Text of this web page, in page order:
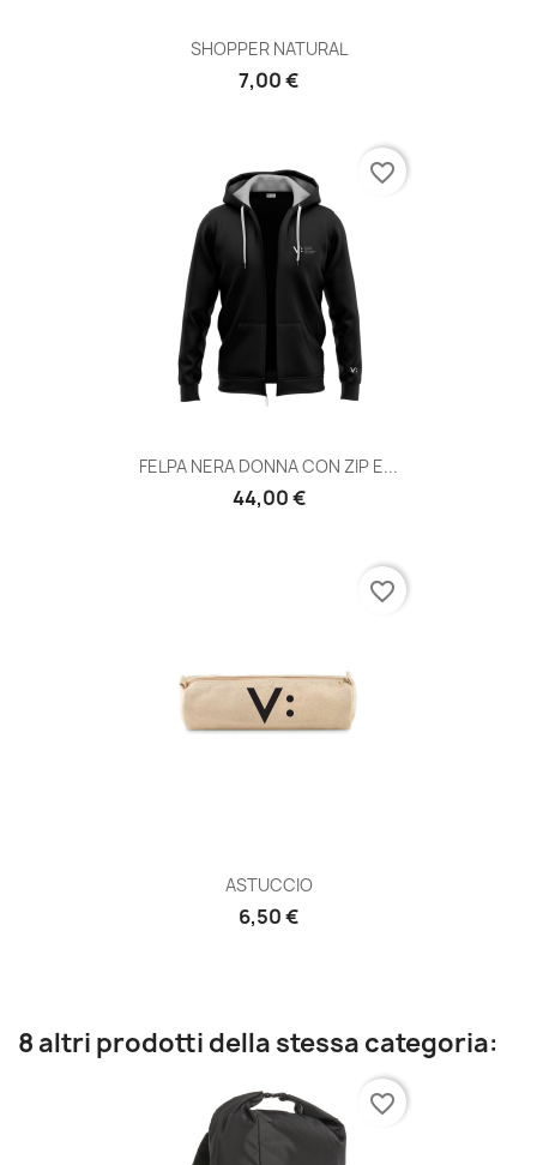
SHOPPER NATURAL
7,00 €
FELPA NERA DONNA CON ZIP E...
44,00 €
favorite_border
ASTUCCIO
6,50 €
favorite_border
8 altri prodotti della stessa categoria:
favorite_border